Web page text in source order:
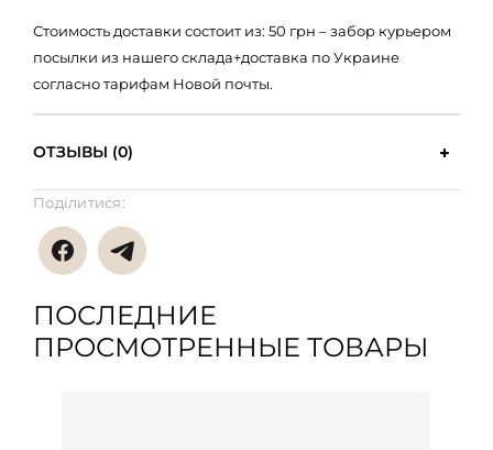
Стоимость доставки состоит из: 50 грн – забор курьером
посылки из нашего склада+доставка по Украине
согласно тарифам Новой почты.
ОТЗЫВЫ (0)
Поділитися:
ПОСЛЕДНИЕ
ПРОСМОТРЕННЫЕ ТОВАРЫ